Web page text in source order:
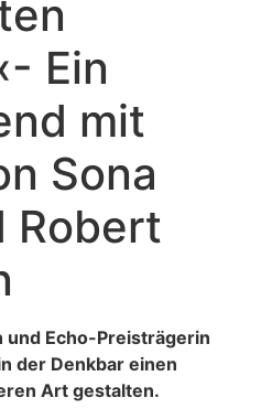
Ein
mit
Sona
Robert
und Echo-Preisträgerin
der Denkbar einen
Art gestalten.